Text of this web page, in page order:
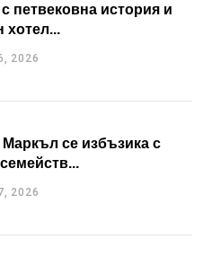
петвековна история и
хотел...
2026
се избъзика с
2026